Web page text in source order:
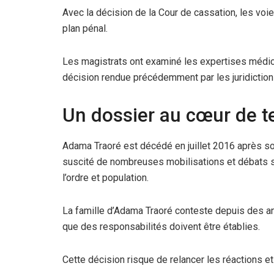
Avec la décision de la Cour de cassation, les
plan pénal.
Les magistrats ont examiné les expertises
décision rendue précédemment par les
Un dossier au cœur de
Adama Traoré est décédé en juillet 2016 après
suscité de nombreuses mobilisations et débats
l’ordre et population.
La famille d’Adama Traoré conteste depuis des
que des responsabilités doivent être établies.
Cette décision risque de relancer les réactions